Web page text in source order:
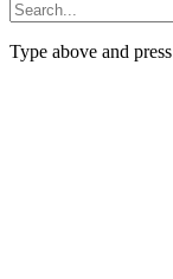
Type above and press